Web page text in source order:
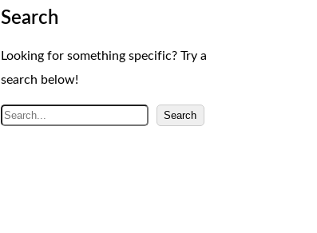
Search
Looking for something specific? Try a
search below!
A
Search